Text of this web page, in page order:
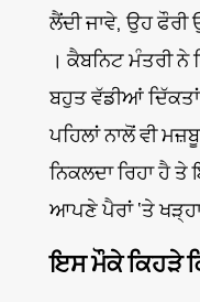
ਲੈਂਦੀ ਜਾਵੇ, ਉਹ ਫੌਰੀ
। ਕੈਬਨਿਟ ਮੰਤਰੀ ਨੇ
ਬਹੁਤ ਵੱਡੀਆਂ
ਪਹਿਲਾਂ ਨਾਲੋਂ ਵੀ
ਨਿਕਲਦਾ ਰਿਹਾ ਹੈ
ਆਪਣੇ ਪੈਰਾਂ ‘ਤੇ
ਇਸ ਮੌਕੇ ਕਿਹੜੇ